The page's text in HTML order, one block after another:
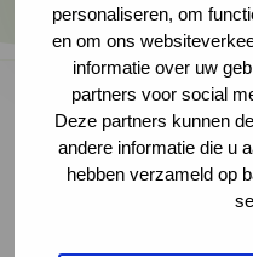
personaliseren, om
en om ons
informatie over uw
partners voor social
Deze partners kunnen
andere informatie die u
hebben verzameld op
Wat als je als
grenzen blijven